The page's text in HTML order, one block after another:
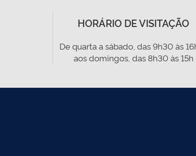
HORÁRIO DE VISITAÇÃO
De quarta a sábado, das 9h30 às
aos domingos, das 8h30 às 15h